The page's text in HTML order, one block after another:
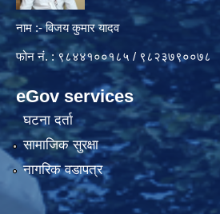
नाम :- विजय कुमार यादव
फोन नं. : ९८४४१००१८५ / ९८२३७९००७८
eGov services
घटना दर्ता
सामाजिक सुरक्षा
नागरिक वडापत्र